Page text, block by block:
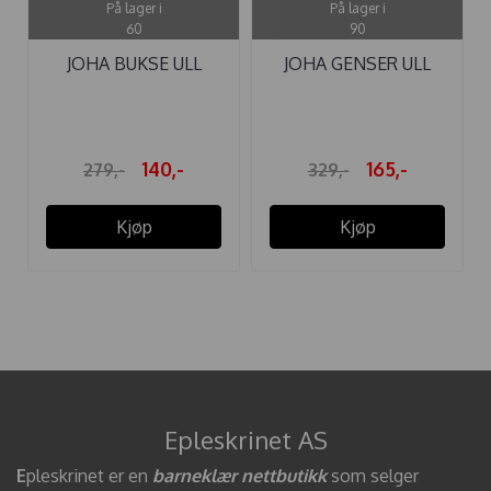
På lager i
60
JOHA BUKSE ULL
279,- 140,-
Kjøp
På lager i
90
JOHA GENSER ULL
329,- 165,-
Kjøp
Epleskrinet AS
Epleskrinet er en barneklær nettbutikksom selger